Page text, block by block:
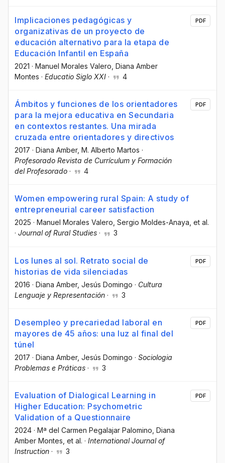
Implicaciones pedagógicas y
organizativas de un proyecto de
educación alternativo para la etapa de
Educación Infantil en España
2021 · Manuel Morales Valero , Diana Amber
Montes · Educatio Siglo XXI · 4
PDF
Ámbitos y funciones de los orientadores
para la mejora educativa en Secundaria
en contextos restantes. Una mirada
cruzada entre orientadores y directivos
2017 · Diana Amber, M. Alberto Martos ·
Profesorado Revista de Currículum y Formación
del Profesorado · 4
PDF
Women empowering rural Spain: A study of
entrepreneurial career satisfaction
2025 · Manuel Morales Valero , Sergio Moldes-Anaya , et al.
· Journal of Rural Studies · 3
Los lunes al sol. Retrato social de
historias de vida silenciadas
2016 · Diana Amber, Jesús Domingo · Cultura
Lenguaje y Representación · 3
PDF
Desempleo y precariedad laboral en
mayores de 45 años: una luz al final del
túnel
2017 · Diana Amber, Jesús Domingo · Sociologia
Problemas e Práticas · 3
PDF
Evaluation of Dialogical Learning in
Higher Education: Psychometric
Validation of a Questionnaire
2024 · Mª del Carmen Pegalajar Palomino , Diana
Amber Montes , et al. · International Journal of
Instruction · 3
PDF